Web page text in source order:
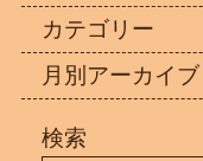
カテゴリー
月別アーカイブ
検索